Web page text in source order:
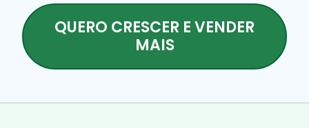
QUERO CRESCER E VENDER
MAIS